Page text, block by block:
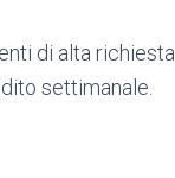
di alta richiesta
settimanale.